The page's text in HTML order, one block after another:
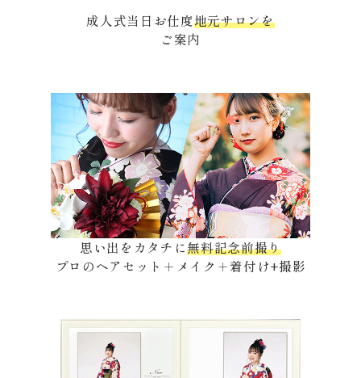
成人式当日お仕度地元サロンを
ご案内
思い出をカタチに無料記念前撮り
プロのヘアセット＋メイク＋着付け+撮影